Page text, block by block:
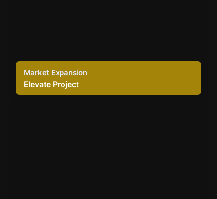
Market Expansion
Elevate Project